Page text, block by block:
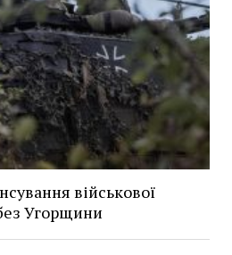
військової
Угорщини